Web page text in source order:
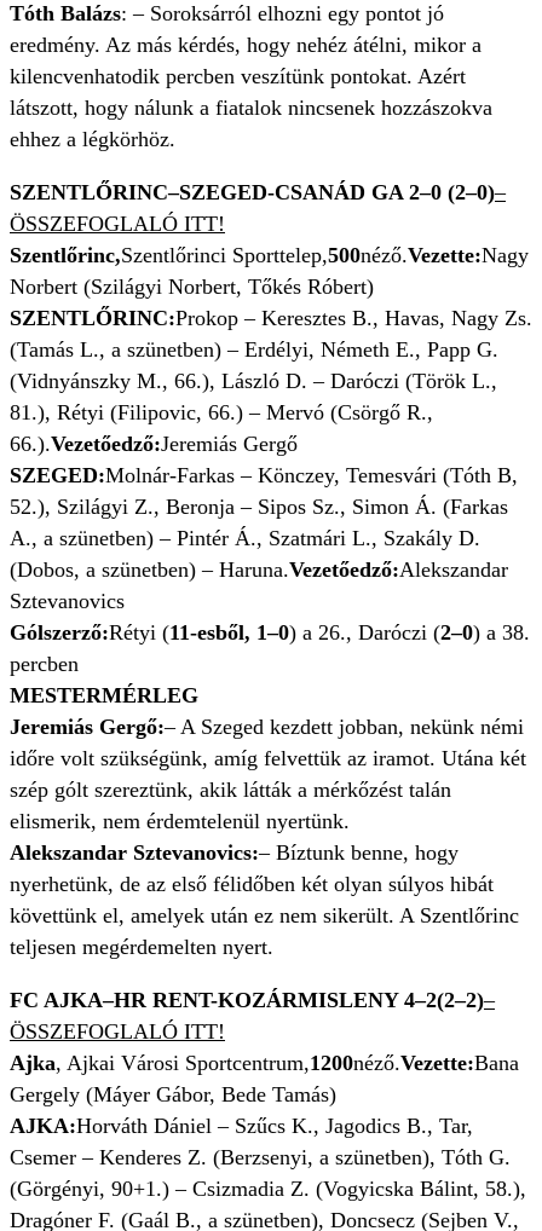
Tóth Balázs: – Soroksárról elhozni egy pontot jó
eredmény. Az más kérdés, hogy nehéz átélni, mikor a
kilencvenhatodik percben veszítünk pontokat. Azért
látszott, hogy nálunk a fiatalok nincsenek hozzászokva
ehhez a légkörhöz.
SZENTLŐRINC–SZEGED-CSANÁD GA 2–0 (2–0)–
ÖSSZEFOGLALÓ ITT!
Szentlőrinc,Szentlőrinci Sporttelep,500néző.Vezette:Nagy
Norbert (Szilágyi Norbert, Tőkés Róbert)
SZENTLŐRINC:Prokop – Keresztes B., Havas, Nagy Zs.
(Tamás L., a szünetben) – Erdélyi, Németh E., Papp G.
(Vidnyánszky M., 66.), László D. – Daróczi (Török L.,
81.), Rétyi (Filipovic, 66.) – Mervó (Csörgő R.,
66.).Vezetőedző:Jeremiás Gergő
SZEGED:Molnár-Farkas – Könczey, Temesvári (Tóth B,
52.), Szilágyi Z., Beronja – Sipos Sz., Simon Á. (Farkas
A., a szünetben) – Pintér Á., Szatmári L., Szakály D.
(Dobos, a szünetben) – Haruna.Vezetőedző:Alekszandar
Sztevanovics
Gólszerző:Rétyi (11-esből, 1–0) a 26., Daróczi (2–0) a 38.
percben
MESTERMÉRLEG
Jeremiás Gergő:– A Szeged kezdett jobban, nekünk némi
időre volt szükségünk, amíg felvettük az iramot. Utána két
szép gólt szereztünk, akik látták a mérkőzést talán
elismerik, nem érdemtelenül nyertünk.
Alekszandar Sztevanovics:– Bíztunk benne, hogy
nyerhetünk, de az első félidőben két olyan súlyos hibát
követtünk el, amelyek után ez nem sikerült. A Szentlőrinc
teljesen megérdemelten nyert.
FC AJKA–HR RENT-KOZÁRMISLENY 4–2(2–2)–
ÖSSZEFOGLALÓ ITT!
Ajka, Ajkai Városi Sportcentrum,1200néző.Vezette:Bana
Gergely (Máyer Gábor, Bede Tamás)
AJKA:Horváth Dániel – Szűcs K., Jagodics B., Tar,
Csemer – Kenderes Z. (Berzsenyi, a szünetben), Tóth G.
(Görgényi, 90+1.) – Csizmadia Z. (Vogyicska Bálint, 58.),
Dragóner F. (Gaál B., a szünetben), Doncsecz (Sejben V.,